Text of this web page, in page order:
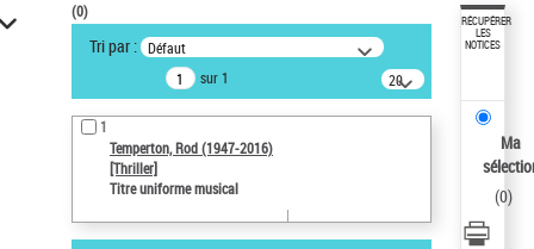
VOTRE RECHERCHE
Recherche avancée dans les
notices d’autorité
Œuvres liées à l'auteur :
Temperton, Rod (1947-2016)
Auteur d’œuvre
(0)
Tri par : Défaut
sur 1
20
résultats/page
1
Temperton, Rod (1947-2016)
[Thriller]
Titre uniforme musical
RÉCUPÉRER
LES
NOTICES
Ma
(0)